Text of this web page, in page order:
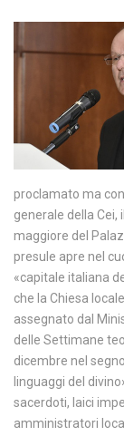
proclamato ma
generale della Cei,
maggiore del
presule apre nel
«capitale italiana
che la Chiesa
assegnato dal
delle Settimane
dicembre nel
linguaggi del
sacerdoti, laici
amministratori